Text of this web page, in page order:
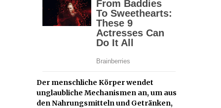
Der menschliche Körper wendet
unglaubliche Mechanismen an, um aus
den Nahrungsmitteln und Getränken,